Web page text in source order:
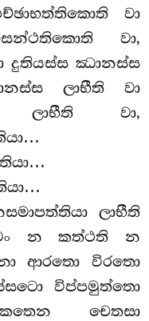
වා
වා,
දුතියස්ස ඣානස්ස
ලාභීති වා
ලාභීති වා,
ලාභීති
න කත්ථති න
ආරතො විරතො
විප්පමුත්තො
චෙතසා